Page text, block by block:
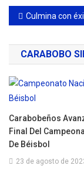
de
entradas
Culmina con éxito el Campeonato Nacional
CARABOBO
Carabobeños
Final Del
De Béisbol
23 de agosto de